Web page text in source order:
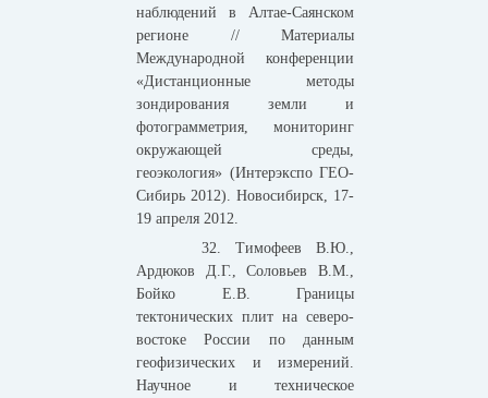
наблюдений в Алтае-Саянском
регионе // Материалы
Международной конференции
«Дистанционные методы
зондирования земли и
фотограмметрия, мониторинг
окружающей среды,
геоэкология» (Интерэкспо ГЕО-
Сибирь 2012). Новосибирск, 17-
19 апреля 2012.
32. Тимофеев В.Ю.,
Ардюков Д.Г., Соловьев В.М.,
Бойко Е.В. Границы
тектонических плит на северо-
востоке России по данным
геофизических и измерений.
Научное и техническое